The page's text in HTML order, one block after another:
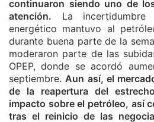
continuaron siendo uno de
atención. La incertidumbre
energético mantuvo al
durante buena parte de la
moderaron parte de las
OPEP, donde se acordó
septiembre. Aun así, el
de la reapertura del
impacto sobre el petróleo, así
tras el reinicio de las